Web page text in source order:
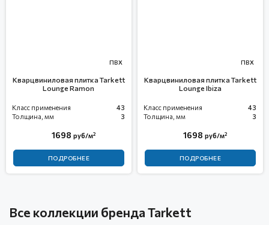
ПВХ
Кварцвиниловая плитка Tarkett
Lounge Ramon
Класс применения
43
Толщина, мм
3
1698 руб/м2
ПОДРОБНЕЕ
ПВХ
Кварцвиниловая плитка Tarkett
Lounge Ibiza
Класс применения
43
Толщина, мм
3
1698 руб/м2
ПОДРОБНЕЕ
Все коллекции бренда Tarkett